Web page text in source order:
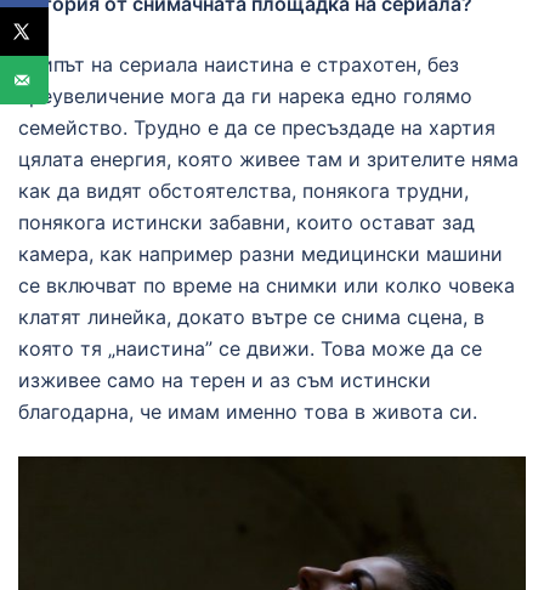
Екипът на сериала наистина е страхотен, без
преувеличение мога да ги нарека едно голямо
семейство. Трудно е да се пресъздаде на хартия
цялата енергия, която живее там и зрителите няма
как да видят обстоятелства, понякога трудни,
понякога истински забавни, които остават зад
камера, как например разни медицински машини
се включват по време на снимки или колко човека
клатят линейка, докато вътре се снима сцена, в
която тя „наистина” се движи. Това може да се
изживее само на терен и аз съм истински
благодарна, че имам именно това в живота си.